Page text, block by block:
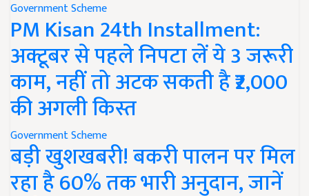
Government Scheme
PM Kisan 24th Installment:
अक्टूबर से पहले निपटा लें ये 3 जरूरी
काम, नहीं तो अटक सकती है ₹2,000
की अगली किस्त
Government Scheme
बड़ी खुशखबरी! बकरी पालन पर मिल
रहा है 60% तक भारी अनुदान, जानें